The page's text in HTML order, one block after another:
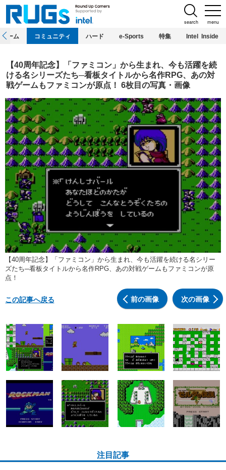
menu
search
ホーム コミュニティ ハード e-Sports 特集 Intel Inside
【40周年記念】「ファミコン」から生まれ、今も活躍を続
ける名シリーズたち─看板タイトルから名作RPG、あの対
戦ゲームもファミコンが原点！ 6枚目の写真・画像
【40周年記念】「ファミコン」から生まれ、今も活躍を続ける名シリー
ズたち─看板タイトルから名作RPG、あの対戦ゲームもファミコンが原
点！
前の画像 次の画像
この記事へ戻る
注目記事